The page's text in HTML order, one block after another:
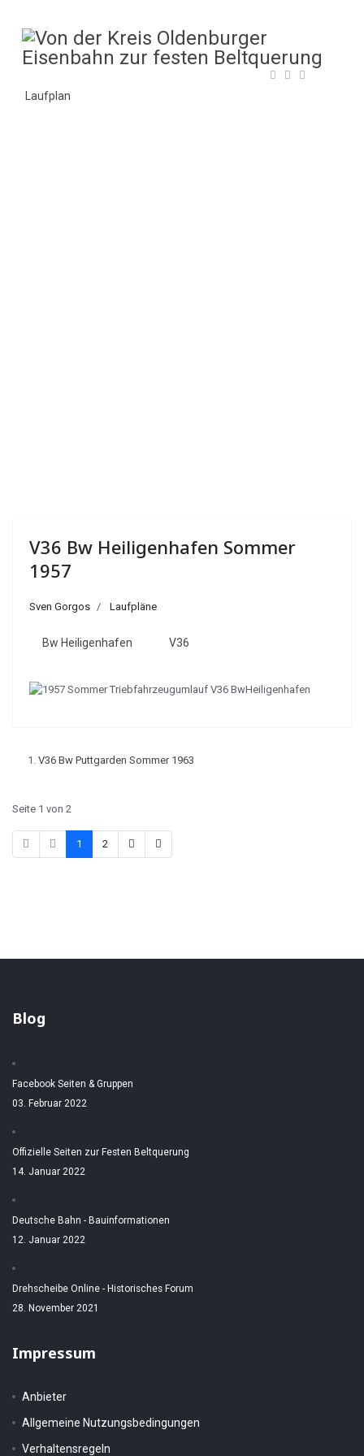
Laufplan
V36 Bw Heiligenhafen Sommer
1957
Sven Gorgos Laufpläne
Bw Heiligenhafen V36
V36 Bw Puttgarden Sommer 1963
Seite 1 von 2
1 2
Blog
Facebook Seiten & Gruppen
03. Februar 2022
Offizielle Seiten zur Festen Beltquerung
14. Januar 2022
Deutsche Bahn - Bauinformationen
12. Januar 2022
Drehscheibe Online - Historisches Forum
28. November 2021
Impressum
Anbieter
Allgemeine Nutzungsbedingungen
Verhaltensregeln